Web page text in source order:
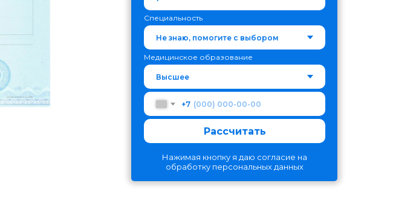
Специальность
Медицинское образование
+7
Рассчитать
Нажимая кнопку я даю согласие на
обработку персональных данных